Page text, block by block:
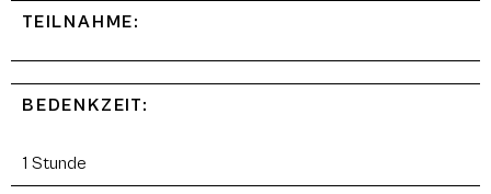
TEILNAHME:
BEDENKZEIT:
1 Stunde